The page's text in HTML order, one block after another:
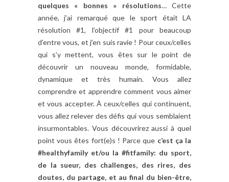
quelques « bonnes » résolutions… Cette
année, j’ai remarqué que le sport était LA
résolution #1, l’objectif #1 pour beaucoup
d’entre vous, et j’en suis ravie ! Pour ceux/celles
qui s’y mettent, vous êtes sur le point de
découvrir un nouveau monde, formidable,
dynamique et très humain. Vous allez
comprendre et apprendre comment vous aimer
et vous accepter. À ceux/celles qui continuent,
vous allez relever des défis qui vous semblaient
insurmontables. Vous découvrirez aussi à quel
point vous êtes fort(e)s ! Parce que c’est ça la
#healthyfamily et/ou la #fitfamily: du sport,
de la sueur, des challenges, des rires, des
doutes, du partage, et au final du bien-être,